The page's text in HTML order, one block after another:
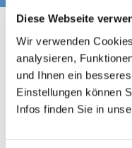
Diese Webseite
Wir verwenden
analysieren,
und Ihnen ein
Einstellungen können
Infos finden Sie in